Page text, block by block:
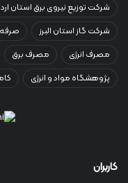
شرکت توزیع نیروی برق استان
شرکت گاز استان البرز
مصرف انرژی
مصرف برق
پژوهشگاه مواد و انرژی
کاربران